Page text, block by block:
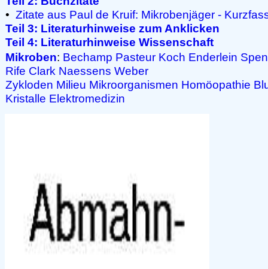
• Zitate aus Paul de Kruif: Mikrobenjäger -
Teil 3: Literaturhinweise zum Anklicken
Teil 4: Literaturhinweise Wissenschaft
Mikroben: Bechamp Pasteur Koch Enderlein
Rife Clark Naessens Weber
Zykloden Milieu Mikroorganismen Homöopathie
Kristalle Elektromedizin